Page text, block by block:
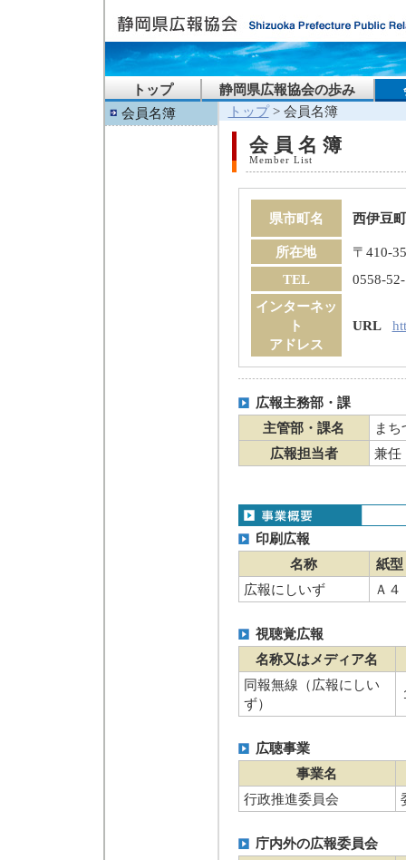
トップ 静岡県広報協会の歩み
会員名簿
トップ> 会員名簿
会員名簿
Member List
県市町名 西伊豆町
所在地
〒410-
TEL
0558-
インターネッ
ト
アドレス
URL
広報主務部・課
主管部・課名
まち
広報担当者
兼任
印刷広報
名称
紙型
広報にしいず
Ａ４
視聴覚広報
名称又はメディア名
同報無線（広報にしい
ず）
広聴事業
事業名
行政推進委員会
庁内外の広報委員会